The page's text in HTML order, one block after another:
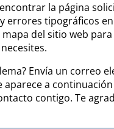
la página
errores tipográficos en
del sitio web para
Envía un correo
aparece a
contigo. Te